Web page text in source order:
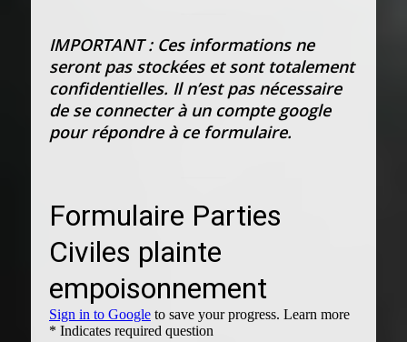
IMPORTANT : Ces informations ne
seront pas stockées et sont totalement
confidentielles. Il n’est pas nécessaire
de se connecter à un compte google
pour répondre à ce formulaire.